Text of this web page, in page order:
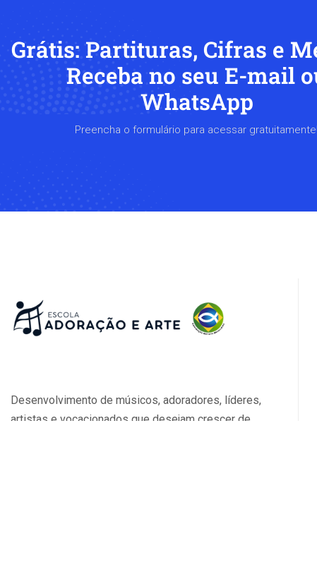
Grátis: Partituras, Cifras e
Receba no seu E-mail
WhatsApp
Preencha o formulário para acessar
Desenvolvimento de músicos, adoradores, líderes,
artistas e vocacionados que desejam crescer de